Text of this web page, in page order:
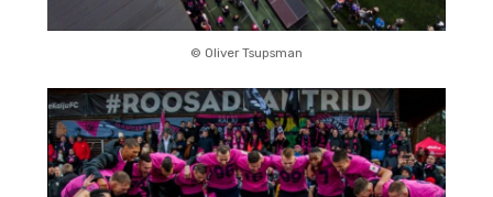
© Oliver Tsupsman